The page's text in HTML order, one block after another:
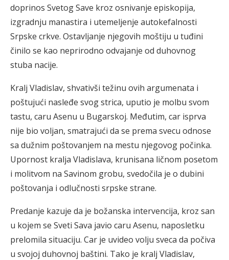
doprinos Svetog Save kroz osnivanje episkopija,
izgradnju manastira i utemeljenje autokefalnosti
Srpske crkve. Ostavljanje njegovih moštiju u tuđini
činilo se kao neprirodno odvajanje od duhovnog
stuba nacije.
Kralj Vladislav, shvativši težinu ovih argumenata i
poštujući nasleđe svog strica, uputio je molbu svom
tastu, caru Asenu u Bugarskoj. Međutim, car isprva
nije bio voljan, smatrajući da se prema svecu odnose
sa dužnim poštovanjem na mestu njegovog počinka.
Upornost kralja Vladislava, krunisana ličnom posetom
i molitvom na Savinom grobu, svedočila je o dubini
poštovanja i odlučnosti srpske strane.
Predanje kazuje da je božanska intervencija, kroz san
u kojem se Sveti Sava javio caru Asenu, naposletku
prelomila situaciju. Car je uvideo volju sveca da počiva
u svojoj duhovnoj baštini. Tako je kralj Vladislav,